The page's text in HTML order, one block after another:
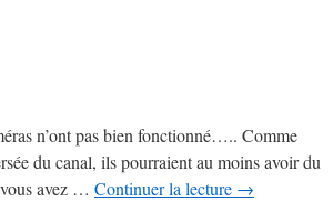
n’ont pas bien fonctionné….. Comme
du canal, ils pourraient au moins avoir du
avez … Continuer la lecture →